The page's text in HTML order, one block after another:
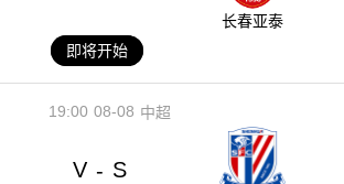
长春亚泰
即将开始
08-08
19:00 中超
V - S